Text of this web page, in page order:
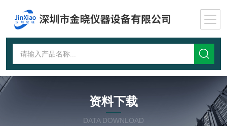
资料下载
DATA DOWNLOAD